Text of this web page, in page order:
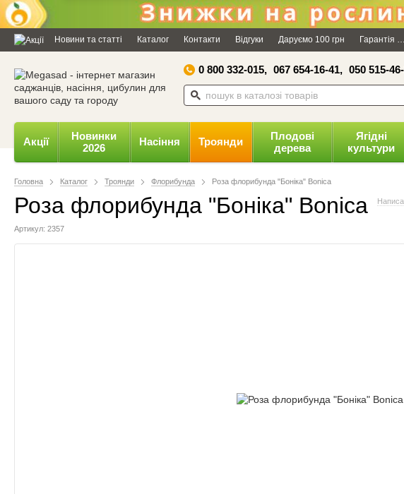
Дозвольте сайту megasad.net
відправляти вам сповіщення на
робочий стіл.
Powered by SendPulse Заборонити Дозволити
×
Новини та статті Каталог Контакти Відгуки Даруємо 100 грн Гарантія
0 800 332-015, 067 654-16-41, 050 515-
Акції
Новинки
2026
Насіння Троянди
Плодові
дерева
Ягідні
культури
Головна Каталог Троянди Флорибунда Роза флорибунда "Боніка" Bonica
Роза флорибунда "Боніка" Bonica
Артикул: 2357